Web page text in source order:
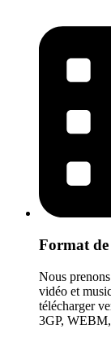
Format
Nous
vidéo et
télécharger
3GP,